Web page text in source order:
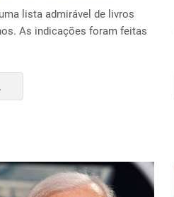
lista admirável de livros
As indicações foram feitas